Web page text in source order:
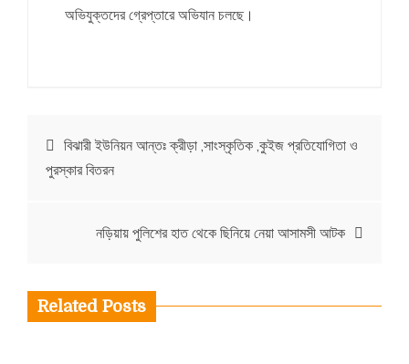
অভিযুক্তদের গ্রেপ্তারে অভিযান চলছে।
Post
navigation
বিঝারী ইউনিয়ন আন্তঃ ক্রীড়া ,সাংস্কৃতিক ,কুইজ প্রতিযোগিতা ও
পুরস্কার বিতরন
নড়িয়ায় পুলিশের হাত থেকে ছিনিয়ে নেয়া আসামসী আটক
Related Posts